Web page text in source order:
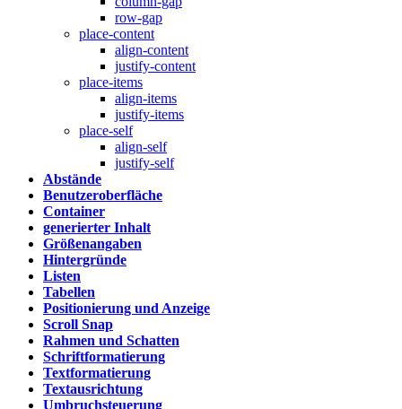
row-gap
place-content
align-content
justify-content
place-items
align-items
justify-items
place-self
align-self
justify-self
Abstände
Benutzeroberfläche
Container
generierter Inhalt
Größenangaben
Hintergründe
Listen
Tabellen
Positionierung und Anzeige
Scroll Snap
Rahmen und Schatten
Schriftformatierung
Textformatierung
Textausrichtung
Umbruchsteuerung